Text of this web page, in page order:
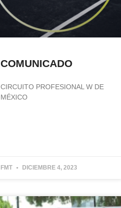
COMUNICADO
CIRCUITO PROFESIONAL W DE
MÉXICO
FMT DICIEMBRE 4, 2023